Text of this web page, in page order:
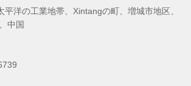
平洋の工業地帯、Xintangの町、増城市地区、
中国